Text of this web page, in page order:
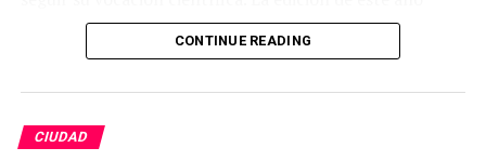
incluye un programa con 85 ponencias, charlas
magistrales y presentación de carteles científicos,
la astronomía.
CONTINUE READING
CIUDAD